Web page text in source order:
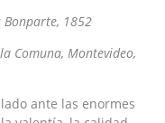
1852
Comuna, Montevideo,
ante las enormes